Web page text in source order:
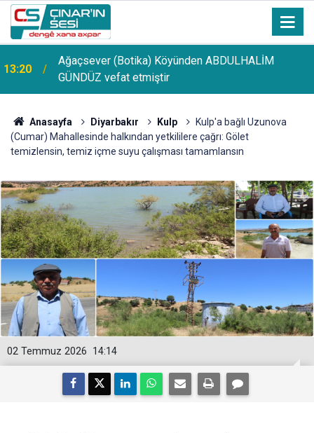
13:10 Çınarlı genç motosiklet kazasında hayatını kaybetti
Anasayfa Diyarbakır Kulp
Kulp'a bağlı Uzunova
(Cumar) Mahallesinde halkından yetkililere çağrı: Gölet
temizlensin, temiz içme suyu çalışması tamamlansın
14:14
02 Temmuz 2026